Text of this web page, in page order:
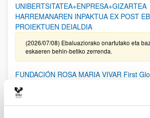
UNIBERTSITATEA+ENPRESA+GIZARTEA
HARREMANAREN INPAKTUA EX POST
PROIEKTUEN DEIALDIA
(2026/07/08) Ebaluaziorako onartutako eta
eskaeren behin-betiko zerrenda.
FUNDACIÓN ROSA MARIA VIVAR First
2026/09/30)